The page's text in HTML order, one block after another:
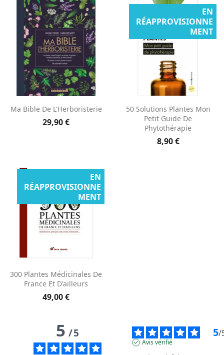
Ma Bible De L'Herboristerie
29,90 €
50 Solutions Plantes Mon
Petit Guide De
Phytothérapie
8,90 €
EN
RÉAPPROVISIONNE
MENT
300 Plantes Médicinales De
France Et D'ailleurs
49,00 €
EN
RÉAPPROVISIONNE
MENT
5/5 5/
Avis vérifié